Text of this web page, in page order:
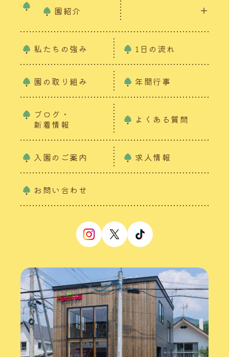
園紹介
私たちの強み 1日の流れ
園の取り組み 年間行事
ブログ・
新着情報
よくある質問
入園のご案内 求人情報
お問い合わせ